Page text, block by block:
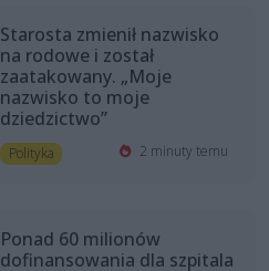
Starosta zmienił nazwisko
na rodowe i został
zaatakowany. „Moje
nazwisko to moje
dziedzictwo”
Polityka 2 minuty temu
Ponad 60 milionów
dofinansowania dla szpitala